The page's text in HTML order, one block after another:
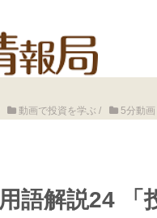
動画で投資を学ぶ / 5分動
用語解説24 「